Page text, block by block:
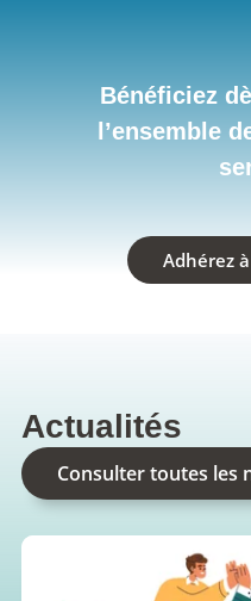
Bénéficiez
l’ensemble
Adhérez
Actualités
Consulter toutes les